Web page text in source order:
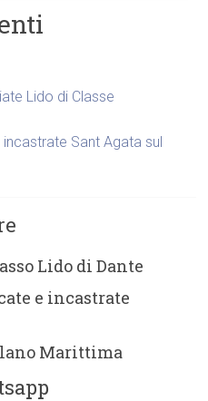
Lido di Classe
Sant Agata sul
Lido di Dante
e incastrate
Marittima